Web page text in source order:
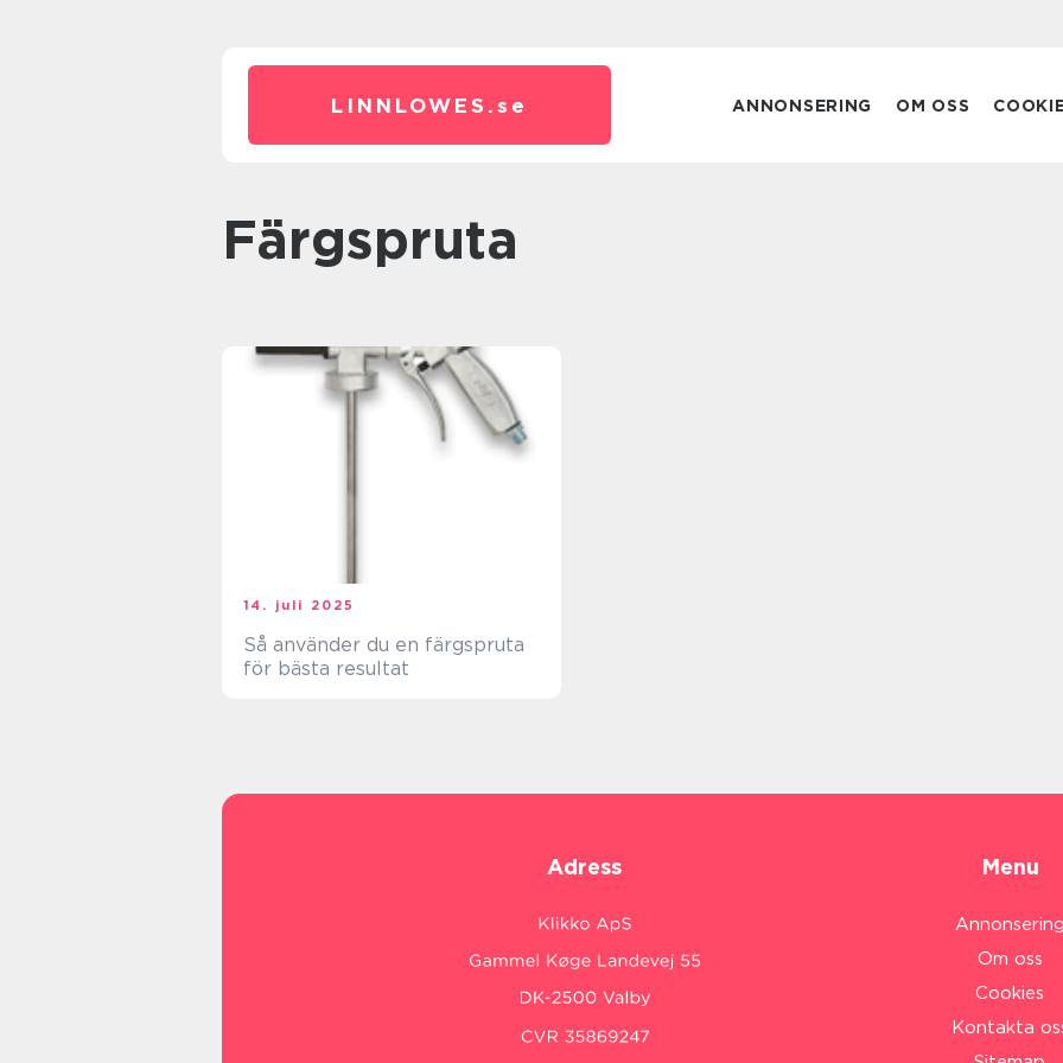
LINNLOWES. se ANNONSERING OM OSS
Färgspruta
14. juli 2025
Så använder du en färgspruta
för bästa resultat
Adress Menu
Om oss
Cookies
Kontakta